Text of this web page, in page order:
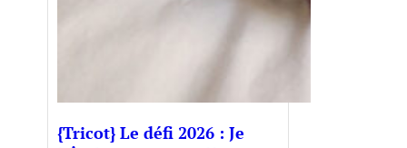
{Tricot} Le défi 2026 : Je